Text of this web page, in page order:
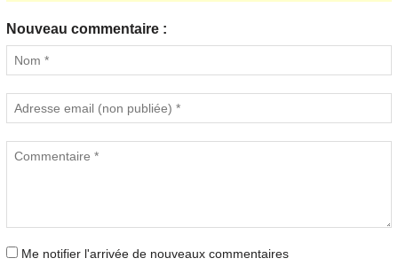
Nouveau commentaire :
Me notifier l'arrivée de nouveaux commentaires